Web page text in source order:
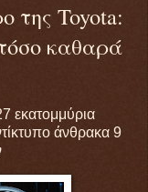
της Toyota:
καθαρά
εκατομμύρια
άνθρακα 9